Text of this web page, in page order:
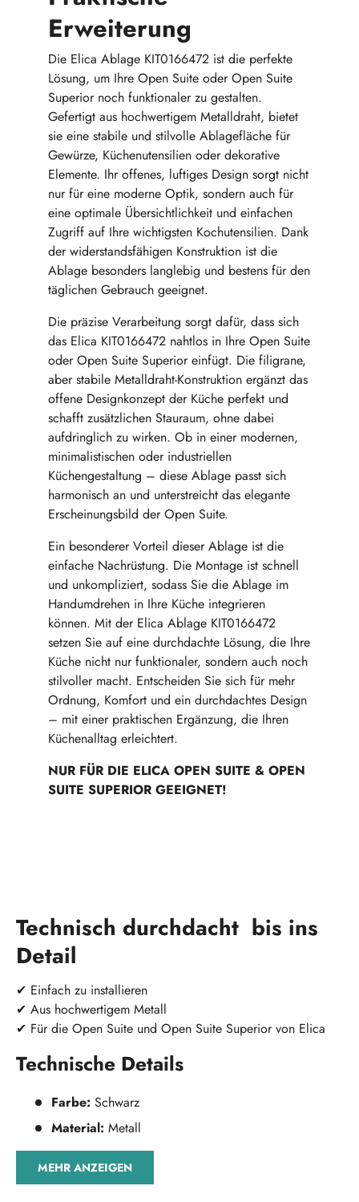
Erweiterung
Die Elica Ablage KIT0166472 ist die perfekte
Lösung, um Ihre Open Suite oder Open Suite
Superior noch funktionaler zu gestalten.
Gefertigt aus hochwertigem Metalldraht, bietet
sie eine stabile und stilvolle Ablagefläche für
Gewürze, Küchenutensilien oder dekorative
Elemente. Ihr offenes, luftiges Design sorgt nicht
nur für eine moderne Optik, sondern auch für
eine optimale Übersichtlichkeit und einfachen
Zugriff auf Ihre wichtigsten Kochutensilien. Dank
der widerstandsfähigen Konstruktion ist die
Ablage besonders langlebig und bestens für den
täglichen Gebrauch geeignet.
Die präzise Verarbeitung sorgt dafür, dass sich
das Elica KIT0166472 nahtlos in Ihre Open Suite
oder Open Suite Superior einfügt. Die filigrane,
aber stabile Metalldraht-Konstruktion ergänzt das
offene Designkonzept der Küche perfekt und
schafft zusätzlichen Stauraum, ohne dabei
aufdringlich zu wirken. Ob in einer modernen,
minimalistischen oder industriellen
Küchengestaltung – diese Ablage passt sich
harmonisch an und unterstreicht das elegante
Erscheinungsbild der Open Suite.
Ein besonderer Vorteil dieser Ablage ist die
einfache Nachrüstung. Die Montage ist schnell
und unkompliziert, sodass Sie die Ablage im
Handumdrehen in Ihre Küche integrieren
können. Mit der Elica Ablage KIT0166472
setzen Sie auf eine durchdachte Lösung, die Ihre
Küche nicht nur funktionaler, sondern auch noch
stilvoller macht. Entscheiden Sie sich für mehr
Ordnung, Komfort und ein durchdachtes Design
– mit einer praktischen Ergänzung, die Ihren
Küchenalltag erleichtert.
NUR FÜR DIE ELICA OPEN SUITE & OPEN
SUITE SUPERIOR GEEIGNET!
Technisch durchdacht bis ins
Detail
✔ Einfach zu installieren
✔ Aus hochwertigem Metall
✔ Für die Open Suite und Open Suite Superior von Elica
Technische Details
Farbe: Schwarz
Material: Metall
MEHR ANZEIGEN